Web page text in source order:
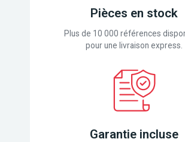
Pièces en stock
Plus de 10 000 références
pour une livraison express.
Garantie incluse